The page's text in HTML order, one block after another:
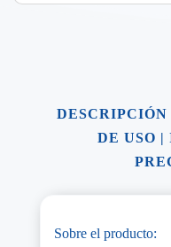
DESCRIPCIÓN
DE USO |
Sobre el producto: